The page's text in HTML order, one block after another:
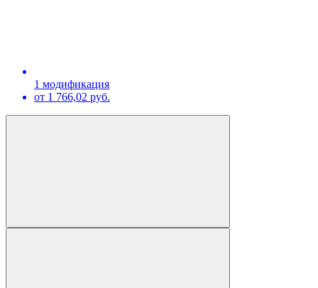
1 модификация
от 1 766,02 руб.